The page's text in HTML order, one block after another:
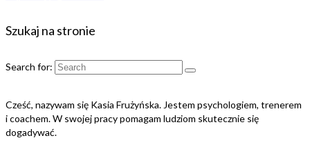
Szukaj na stronie
Search for:
Cześć, nazywam się Kasia Frużyńska. Jestem psychologiem, trenerem
i coachem. W swojej pracy pomagam ludziom skutecznie się
dogadywać.